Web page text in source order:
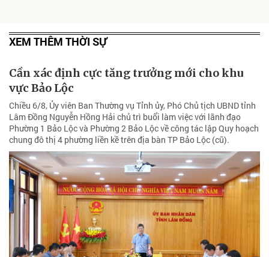
XEM THÊM THỜI SỰ
Cần xác định cực tăng trưởng mới cho khu
vực Bảo Lộc
Chiều 6/8, Ủy viên Ban Thường vụ Tỉnh ủy, Phó Chủ tịch UBND tỉnh
Lâm Đồng Nguyễn Hồng Hải chủ trì buổi làm việc với lãnh đạo
Phường 1 Bảo Lộc và Phường 2 Bảo Lộc về công tác lập Quy hoạch
chung đô thị 4 phường liền kề trên địa bàn TP Bảo Lộc (cũ).